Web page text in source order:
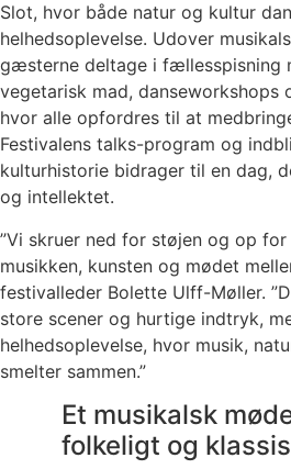
Slot, hvor både natur og kultur
helhedsoplevelse. Udover
gæsterne deltage i fællesspisning
vegetarisk mad, danseworkshops
hvor alle opfordres til at
Festivalens talks-program og
kulturhistorie bidrager til en dag,
og intellektet.
”Vi skruer ned for støjen og op
musikken, kunsten og mødet
festivalleder Bolette Ulff-Møller.
store scener og hurtige indtryk,
helhedsoplevelse, hvor musik,
smelter sammen.”
Et musikalsk
folkeligt og